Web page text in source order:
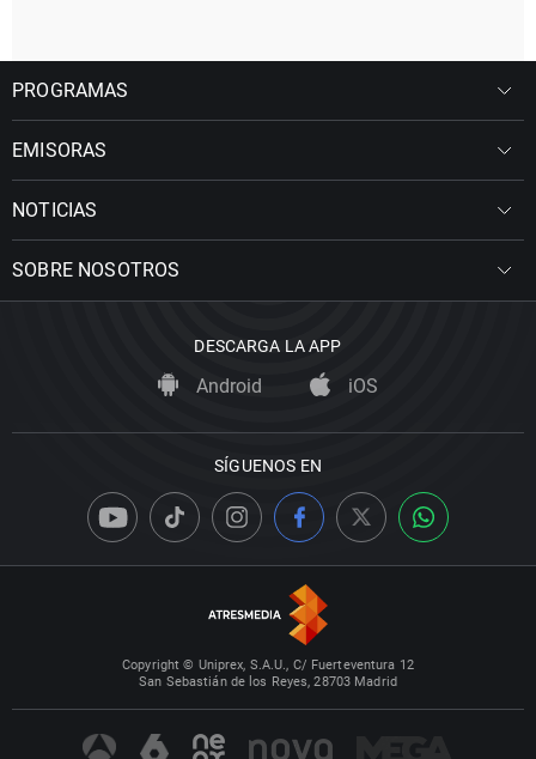
PROGRAMAS
EMISORAS
NOTICIAS
SOBRE NOSOTROS
DESCARGA LA APP
Android iOS
SÍGUENOS EN
Copyright © Uniprex, S.A.U., C/ Fuerteventura 12
San Sebastián de los Reyes, 28703 Madrid